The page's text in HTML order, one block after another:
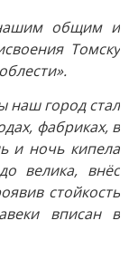
общим и
Томску
наш город стал
фабриках, в
и ночь кипела
велика, внёс
стойкость
вписан в